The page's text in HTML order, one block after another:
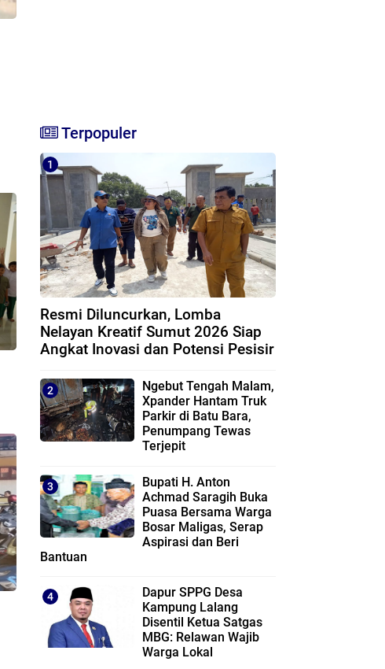
Terpopuler
Resmi Diluncurkan, Lomba
Nelayan Kreatif Sumut 2026 Siap
Angkat Inovasi dan Potensi Pesisir
Ngebut Tengah Malam,
Xpander Hantam Truk
Parkir di Batu Bara,
Penumpang Tewas
Terjepit
Bupati H. Anton
Achmad Saragih Buka
Puasa Bersama Warga
Bosar Maligas, Serap
Aspirasi dan Beri
Bantuan
Dapur SPPG Desa
Kampung Lalang
Disentil Ketua Satgas
MBG: Relawan Wajib
Warga Lokal